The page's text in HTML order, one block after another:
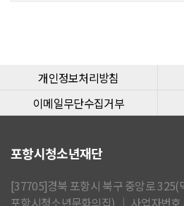
개인정보처리방침
이메일무단수집거부
포항시청소년재단
[37705]경북 포항시 북구 중앙로 325(
포항시청소년문화의집) │ 사업자번